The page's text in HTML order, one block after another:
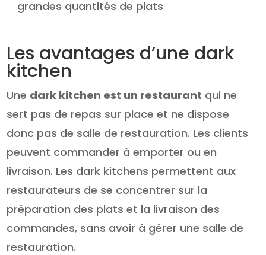
grandes quantités de plats
Les avantages d’une dark
kitchen
Une dark kitchen est un restaurant qui ne
sert pas de repas sur place et ne dispose
donc pas de salle de restauration. Les clients
peuvent commander à emporter ou en
livraison. Les dark kitchens permettent aux
restaurateurs de se concentrer sur la
préparation des plats et la livraison des
commandes, sans avoir à gérer une salle de
restauration.